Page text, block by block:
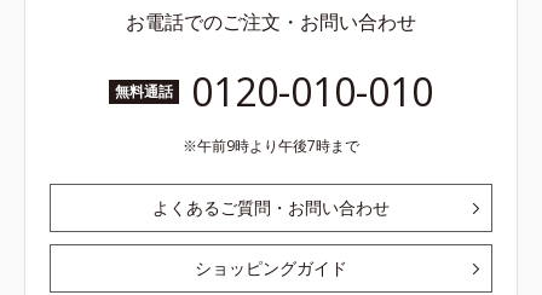
お電話でのご注文・お問い合わせ
無料通話 0120-010-010
午前9時より午後7時まで
よくあるご質問・お問い合わせ
ショッピングガイド